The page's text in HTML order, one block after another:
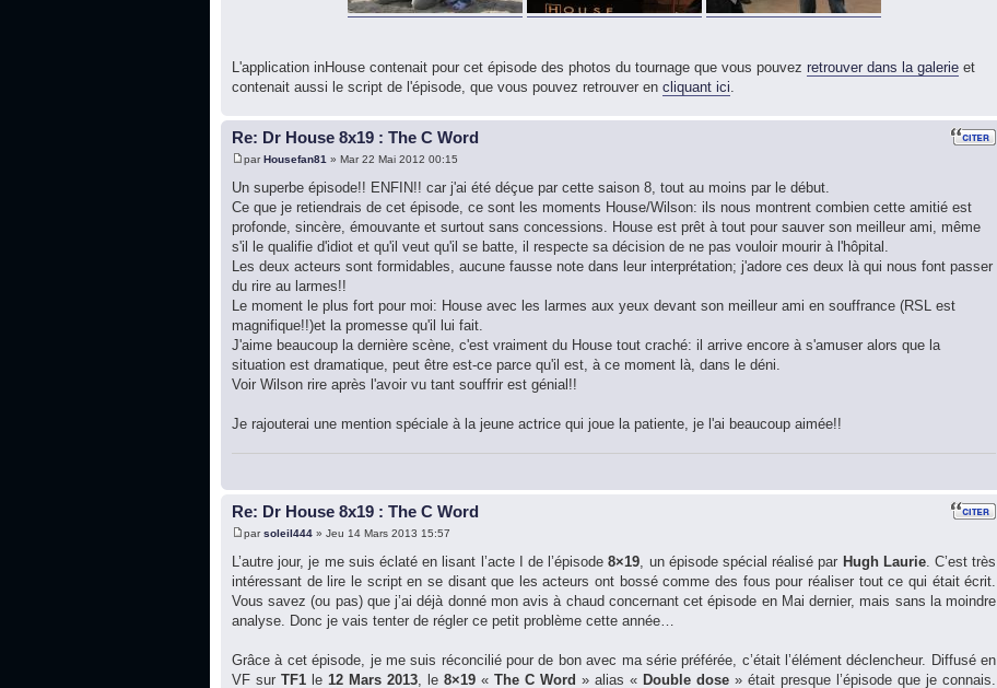
L'application inHouse contenait pour cet épisode des photos du tournage que vous pouvez retrouver dans la galerie et
contenait aussi le script de l'épisode, que vous pouvez retrouver en cliquant ici.
Re: Dr House 8x19 : The C Word
parHousefan81 » Mar 22 Mai 2012 00:15
Un superbe épisode!! ENFIN!! car j'ai été déçue par cette saison 8, tout au moins par le début.
Ce que je retiendrais de cet épisode, ce sont les moments House/Wilson: ils nous montrent combien cette amitié est
profonde, sincère, émouvante et surtout sans concessions. House est prêt à tout pour sauver son meilleur ami, même
s'il le qualifie d'idiot et qu'il veut qu'il se batte, il respecte sa décision de ne pas vouloir mourir à l'hôpital.
Les deux acteurs sont formidables, aucune fausse note dans leur interprétation; j'adore ces deux là qui nous font passer
du rire au larmes!!
Le moment le plus fort pour moi: House avec les larmes aux yeux devant son meilleur ami en souffrance (RSL est
magnifique!!)et la promesse qu'il lui fait.
J'aime beaucoup la dernière scène, c'est vraiment du House tout craché: il arrive encore à s'amuser alors que la
situation est dramatique, peut être est-ce parce qu'il est, à ce moment là, dans le déni.
Voir Wilson rire après l'avoir vu tant souffrir est génial!!
Je rajouterai une mention spéciale à la jeune actrice qui joue la patiente, je l'ai beaucoup aimée!!
Re: Dr House 8x19 : The C Word
parsoleil444 » Jeu 14 Mars 2013 15:57
L’autre jour, je me suis éclaté en lisant l’acte I de l’épisode8×19 , un épisode spécial réalisé par Hugh Laurie. C’est très
intéressant de lire le script en se disant que les acteurs ont bossé comme des fous pour réaliser tout ce qui était écrit.
Vous savez (ou pas) que j’ai déjà donné mon avis à chaud concernant cet épisode en Mai dernier, mais sans la moindre
analyse. Donc je vais tenter de régler ce petit problème cette année…
Grâce à cet épisode, je me suis réconcilié pour de bon avec ma série préférée, c’était l’élément déclencheur. Diffusé en
VF surTF1 le 12 Mars 2013 , le8×19 «The C Word » alias « Double dose » était presque l’épisode que je connais.